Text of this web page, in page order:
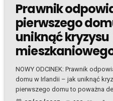
Prawnik
pierwszego
uniknąć kryzysu
NOWY ODCINEK: Prawnik
domu w Irlandii – jak uniknąć
pierwszego domu to poważna
prawnych, których lepiej unikać!